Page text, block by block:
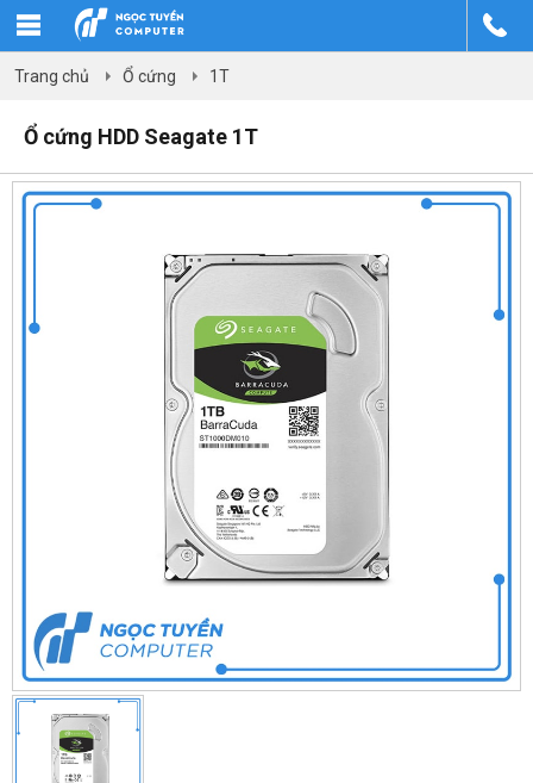
Trang chủ Ổ cứng 1T
Ổ cứng HDD Seagate 1T